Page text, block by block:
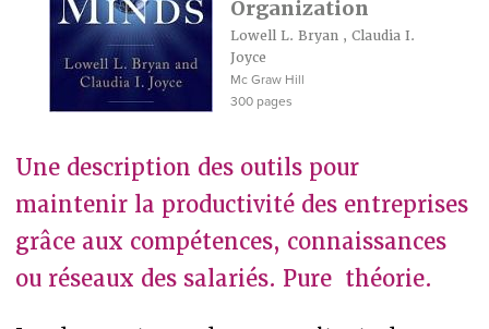
Organization
Lowell L. Bryan, Claudia I.
Joyce
Mc Graw Hill
300 pages
Une description des outils pour
maintenir la productivité des entreprises
grâce aux compétences, connaissances
ou réseaux des salariés. Pure théorie.